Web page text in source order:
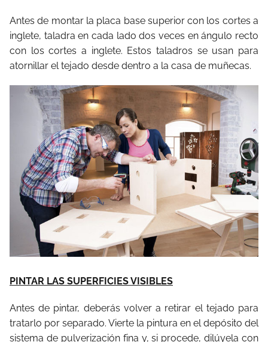
Antes de montar la placa base superior con los cortes a
inglete, taladra en cada lado dos veces en ángulo recto
con los cortes a inglete. Estos taladros se usan para
atornillar el tejado desde dentro a la casa de muñecas.
PINTAR LAS SUPERFICIES VISIBLES
Antes de pintar, deberás volver a retirar el tejado para
tratarlo por separado. Vierte la pintura en el depósito del
sistema de pulverización fina y, si procede, dilúyela con